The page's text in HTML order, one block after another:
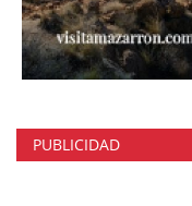
PUBLICIDAD